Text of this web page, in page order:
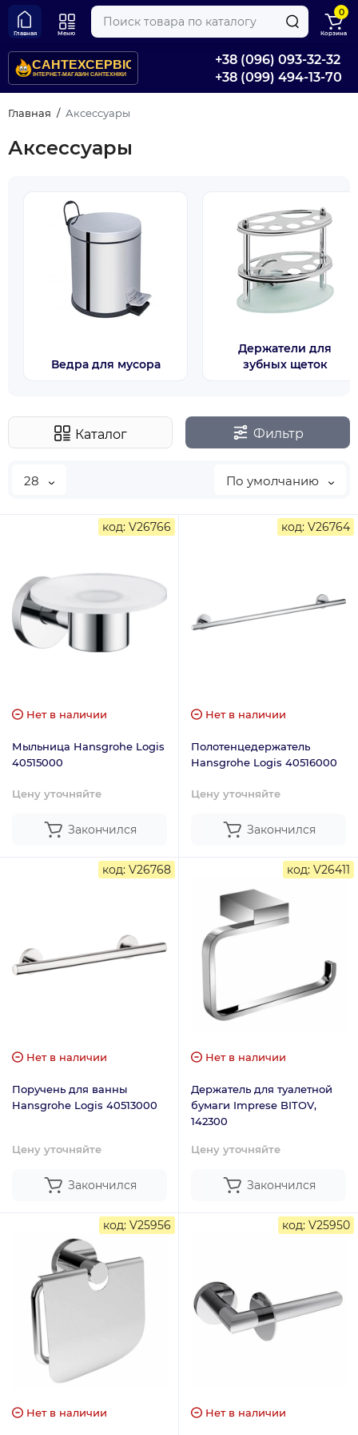
+38 (096) 093-32-32
+38 (099) 494-13-70
Главная Меню
0
Корзина
Главная Аксессуары
Аксессуары
Ведра для мусора
Держатели для
зубных щеток
Каталог Фильтр
28 По умолчанию
код: V26766
Нет в наличии
Мыльница Hansgrohe Logis
40515000
Цену уточняйте
Закончился
код: V26764
Нет в наличии
Полотенцедержатель
Hansgrohe Logis 40516000
Цену уточняйте
Закончился
код: V26768
Нет в наличии
Поручень для ванны
Hansgrohe Logis 40513000
Цену уточняйте
Закончился
код: V26411
Нет в наличии
Держатель для туалетной
бумаги Imprese BITOV,
142300
Цену уточняйте
Закончился
код: V25956
Нет в наличии
код: V25950
Нет в наличии